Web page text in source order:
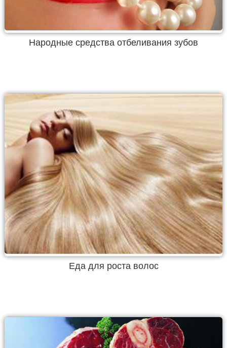
Народные средства отбеливания зубов
Еда для роста волос